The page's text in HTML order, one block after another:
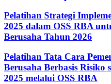
Pelatihan Strategi
2025 dalam OSS RBA
Berusaha Tahun 2026
Pelatihan Tata Cara
Berusaha Berbasis Risiko
2025 melalui OSS RBA